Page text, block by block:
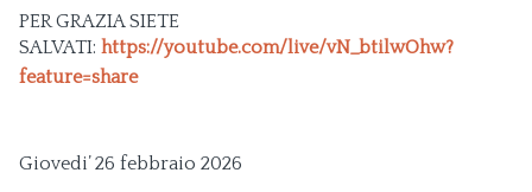
PER GRAZIA SIETE
SALVATI: https://youtube.com/live/vN_btilwOhw?
feature=share
Giovedi’ 26 febbraio 2026